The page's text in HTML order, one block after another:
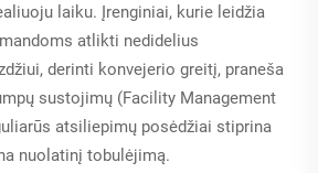
laiku. Įrenginiai, kurie leidžia
atlikti nedidelius
derinti konvejerio greitį, praneša
sustojimų (Facility Management
atsiliepimų posėdžiai stiprina
nuolatinį tobulėjimą.